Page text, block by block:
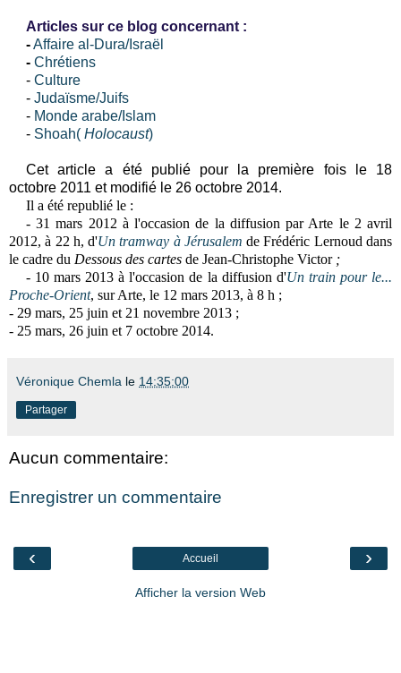
Articles sur ce blog concernant :
-Affaire al-Dura/Israël
- Chrétiens
- Culture
- Judaïsme/Juifs
- Monde arabe/Islam
- Shoah( Holocaust)
Cet article a été publié pour la première fois le 18
octobre 2011 et modifié le 26 octobre 2014.
Il a été republié le :
- 31 mars 2012 à l'occasion de la diffusion par Arte le 2 avril
2012, à 22 h, d'Un tramway à Jérusalem de Frédéric Lernoud dans
le cadre du Dessous des cartes de Jean-Christophe Victor;
- 10 mars 2013 à l'occasion de la diffusion d'Un train pour le...
Proche-Orient, sur Arte, le 12 mars 2013, à 8 h ;
- 29 mars, 25 juin et 21 novembre 2013 ;
- 25 mars, 26 juin et 7 octobre 2014.
Véronique Chemla le 14:35:00
Partager
Aucun commentaire:
Enregistrer un commentaire
‹ ›
Accueil
Afficher la version Web